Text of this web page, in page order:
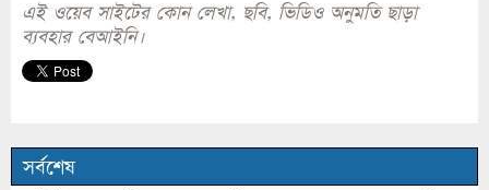
এই ওয়েব সাইটের কোন লেখা, ছবি, ভিডিও অনুমতি ছাড়া
ব্যবহার বেআইনি।
সর্বশেষ